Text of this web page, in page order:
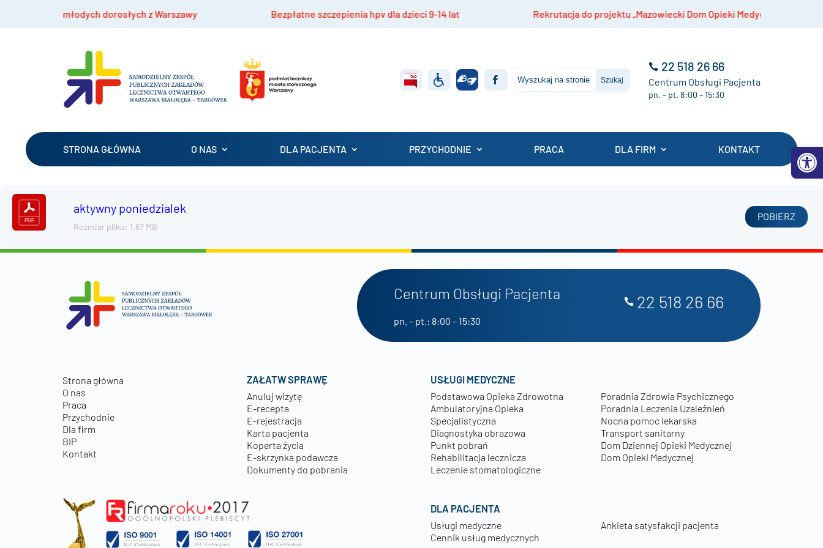
i młodych dorosłych z Warszawy Bezpłatne szczepienia hpv dla dzieci 9-14 lat Rekrutacja do projektu „Mazowiecki Dom Opieki Medycznej”
22 518 26 66
Centrum Obsługi Pacjenta
pn. – pt. 8:00 – 15:30
STRONA GŁÓWNA O NAS DLA PACJENTA PRZYCHODNIE PRACA DLA FIRM KONTAKT
aktywny poniedzialek
Rozmiar pliku: 1.67 MB
POBIERZ
Centrum Obsługi Pacjenta
pn. – pt.: 8:00 – 15:30
22 518 26 66
Strona główna
O nas
Praca
Przychodnie
Dla firm
BIP
Kontakt
ZAŁATW SPRAWĘ
Anuluj wizytę
E-recepta
E-rejestracja
Karta pacjenta
Koperta życia
E-skrzynka podawcza
Dokumenty do pobrania
USŁUGI MEDYCZNE
Podstawowa Opieka Zdrowotna
Ambulatoryjna Opieka
Specjalistyczna
Diagnostyka obrazowa
Punkt pobrań
Rehabilitacja lecznicza
Leczenie stomatologiczne
Poradnia Zdrowia Psychicznego
Poradnia Leczenia Uzależnień
Nocna pomoc lekarska
Transport sanitarny
Dom Dziennej Opieki Medycznej
Dom Opieki Medycznej
DLA PACJENTA
Usługi medyczne
Cennik usług medycznych
Ankieta satysfakcji pacjenta